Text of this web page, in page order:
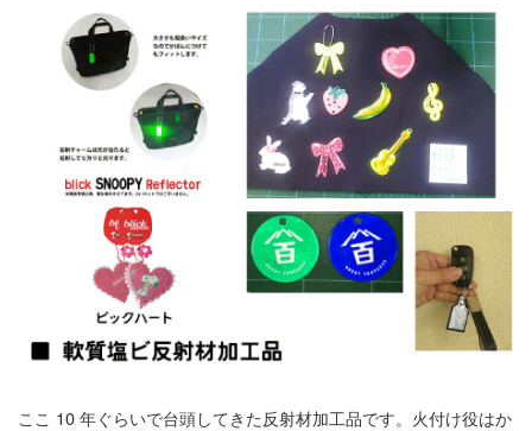
ここ 10 年ぐらいで台頭してきた反射材加工品です。火付け役はか